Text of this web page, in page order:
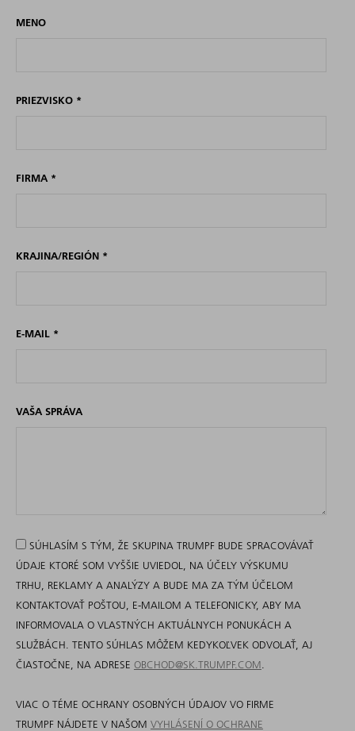
MENO
PRIEZVISKO *
FIRMA *
KRAJINA/REGIÓN *
E-MAIL *
VAŠA SPRÁVA
SÚHLASÍM S TÝM, ŽE SKUPINA TRUMPF BUDE SPRACOVÁVAŤ
ÚDAJE KTORÉ SOM VYŠŠIE UVIEDOL, NA ÚČELY VÝSKUMU
TRHU, REKLAMY A ANALÝZY A BUDE MA ZA TÝM ÚČELOM
KONTAKTOVAŤ POŠTOU, E-MAILOM A TELEFONICKY, ABY MA
INFORMOVALA O VLASTNÝCH AKTUÁLNYCH PONUKÁCH A
SLUŽBÁCH. TENTO SÚHLAS MÔŽEM KEDYKOĽVEK ODVOLAŤ, AJ
ČIASTOČNE, NA ADRESE OBCHOD@SK.TRUMPF.COM
VIAC O TÉME OCHRANY OSOBNÝCH ÚDAJOV VO FIRME
TRUMPF NÁJDETE V NAŠOM VYHLÁSENÍ O OCHRANE